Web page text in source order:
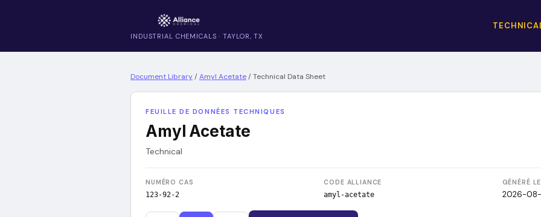
INDUSTRIAL CHEMICALS · TAYLOR, TX
Document Library/Amyl Acetate/Technical Data Sheet
FEUILLE DE DONNÉES TECHNIQUES
Amyl Acetate
Technical
NUMÉRO CAS
123-92-2
CODE ALLIANCE
amyl-acetate
GÉNÉRÉ LE
2026-